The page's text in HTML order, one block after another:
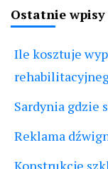
Ostatnie wpisy
Ile kosztuje
Sardynia gdzie
Reklama
Konstrukcje